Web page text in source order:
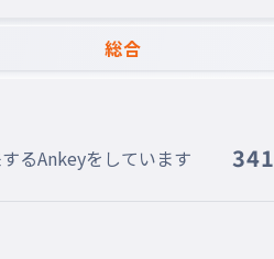
総合
るAnkeyをしています 341